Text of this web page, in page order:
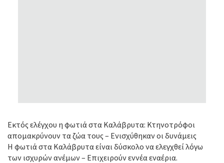
Εκτός ελέγχου η φωτιά στα Καλάβρυτα: Κτηνοτρόφοι
απομακρύνουν τα ζώα τους – Ενισχύθηκαν οι δυνάμεις
Η φωτιά στα Καλάβρυτα είναι δύσκολο να ελεγχθεί λόγω
των ισχυρών ανέμων – Επιχειρούν εννέα εναέρια.